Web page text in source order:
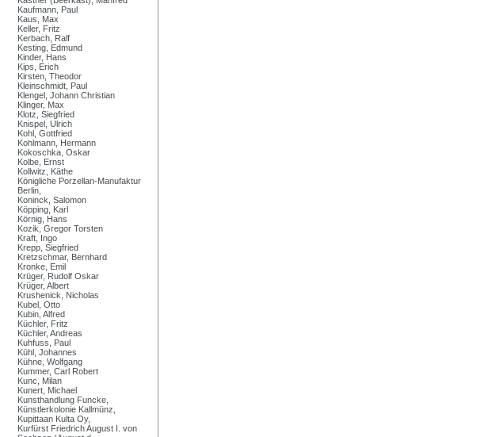
Kaufmann, Paul
Kaus, Max
Keller, Fritz
Kerbach, Ralf
Kesting, Edmund
Kinder, Hans
Kips, Erich
Kirsten, Theodor
Kleinschmidt, Paul
Klengel, Johann Christian
Klinger, Max
Klotz, Siegfried
Knispel, Ulrich
Kohl, Gottfried
Kohlmann, Hermann
Kokoschka, Oskar
Kolbe, Ernst
Kollwitz, Käthe
Königliche Porzellan-Manufaktur
Berlin,
Koninck, Salomon
Köpping, Karl
Körnig, Hans
Kozik, Gregor Torsten
Kraft, Ingo
Krepp, Siegfried
Kretzschmar, Bernhard
Kronke, Emil
Krüger, Rudolf Oskar
Krüger, Albert
Krushenick, Nicholas
Kubel, Otto
Kubin, Alfred
Küchler, Fritz
Küchler, Andreas
Kuhfuss, Paul
Kühl, Johannes
Kühne, Wolfgang
Kummer, Carl Robert
Kunc, Milan
Kunert, Michael
Kunsthandlung Funcke,
Künstlerkolonie Kallmünz,
Kupittaan Kulta Oy,
Kurfürst Friedrich August I. von